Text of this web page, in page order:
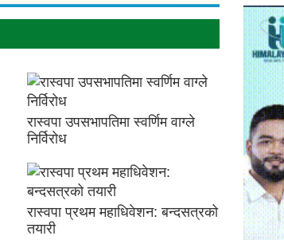
रास्वपा उपसभापतिमा स्वर्णिम वाग्ले
निर्विरोध
रास्वपा प्रथम महाधिवेशन: बन्दसत्रको
तयारी